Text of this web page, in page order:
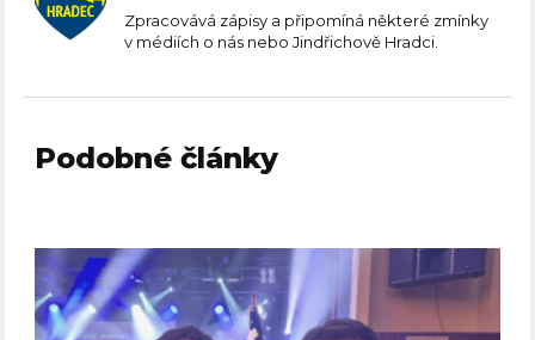
Zpracovává zápisy a připomíná některé zmínky
v médiích o nás nebo Jindřichově Hradci.
Podobné články